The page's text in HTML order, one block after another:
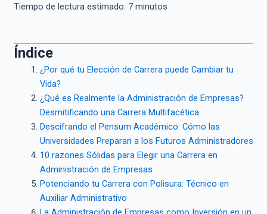
Tiempo de lectura estimado: 7minutos
Índice
¿Por qué tu Elección de Carrera puede Cambiar tu
Vida?
¿Qué es Realmente la Administración de Empresas?
Desmitificando una Carrera Multifacética
Descifrando el Pensum Académico: Cómo las
Universidades Preparan a los Futuros Administradores
10 razones Sólidas para Elegir una Carrera en
Administración de Empresas
Potenciando tu Carrera con Polisura: Técnico en
Auxiliar Administrativo